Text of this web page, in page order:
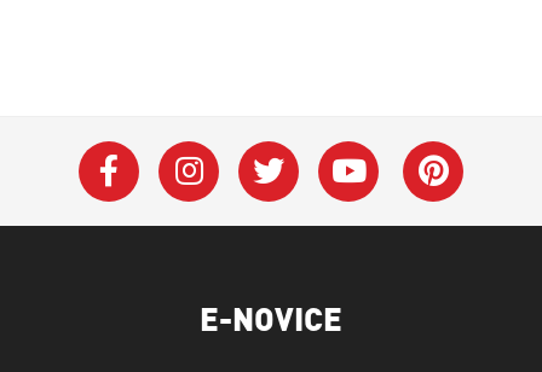
E-NOVICE